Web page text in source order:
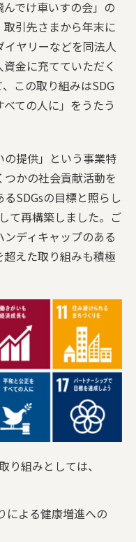
でけ車いすの会」の
引先さまから年末に
ヤリーなどを同法人
金に充てていただく
この取り組みはSDG
ての人に」をうたう
提供」という事業特
かの社会貢献活動を
SDGsの目標と照らし
て再構築しました。ご
ディキャップのある
えた取り組みも積極
り組みとしては、
よる健康増進への